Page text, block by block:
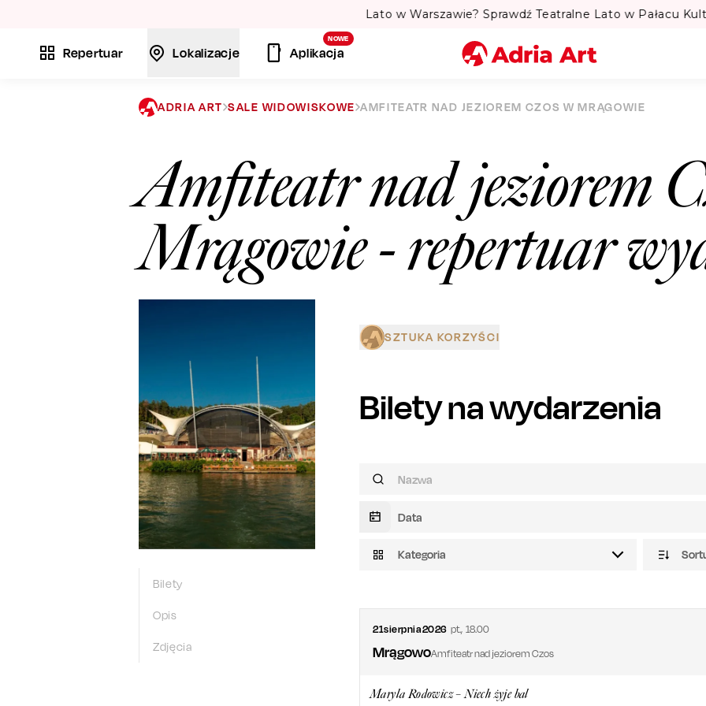
Lato w Warszawie? Sprawdź Teatralne Lato w Pałacu
Repertuar Lokalizacje
NOWE
Aplikacja
Miasto
Szukaj
ADRIA ART SALE WIDOWISKOWE AMFITEATR NAD JEZIOREM CZOS W MRĄGOWIE
Amfiteatr nad jeziorem
Mrągowie- repertuar
Bilety
Opis
Zdjęcia
SZTUKA KORZYŚCI
Bilety na wydarzenia
Kategoria
21sierpnia2026 pt., 18.00
MrągowoAmfiteatr nad jeziorem Czos
Maryla Rodowicz – Niech żyje bal